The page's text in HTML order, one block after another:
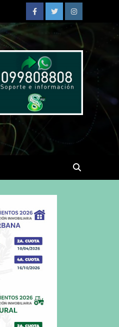
FacebookTwitterInstagram